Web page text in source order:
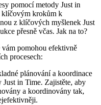
pomocí metody Just in
klíčovým krokům k
z klíčových myšlenek Just
přesně včas. Jak na to?
pomohou efektivně
procesech:
plánování a koordinace
Just in Time. Zajistěte, aby
a koordinovány tak,